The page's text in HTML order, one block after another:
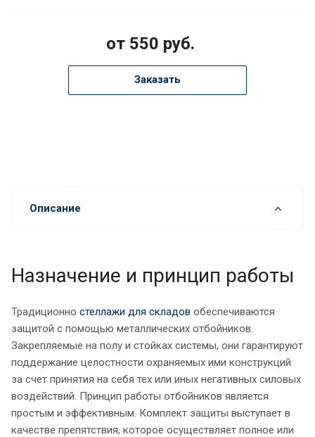
от 550 руб.
Заказать
Описание
Назначение и принцип работы
Традиционно стеллажи для складов обеспечиваются
защитой с помощью металлических отбойников.
Закрепляемые на полу и стойках системы, они гарантируют
поддержание целостности охраняемых ими конструкций
за счет принятия на себя тех или иных негативных силовых
воздействий. Принцип работы отбойников является
простым и эффективным. Комплект защиты выступает в
качестве препятствия, которое осуществляет полное или